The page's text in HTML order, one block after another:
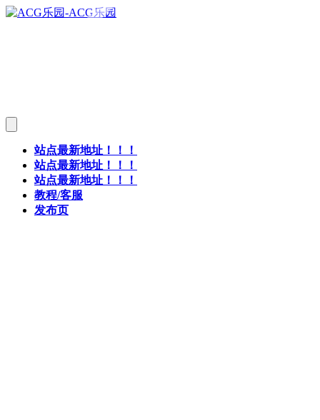
站点最新地址！！！
站点最新地址！！！
站点最新地址！！！
教程/客服
发布页